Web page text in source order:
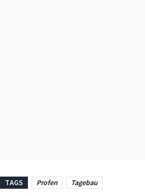
TAGS Profen Tagebau